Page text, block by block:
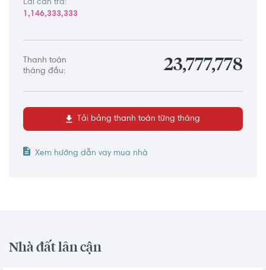
Lãi cần trả:
1,146,333,333
Thanh toán
tháng đầu:
23,777,778
Tải bảng thanh toán từng tháng
Xem hướng dẫn vay mua nhà
Nhà đất lân cận